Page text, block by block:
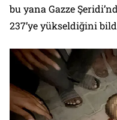
bu yana Gazze
237’ye yükseldiğini